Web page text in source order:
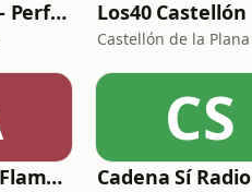
Perfect Radio - Perfect Italian Hits Los40 Castellón
Entre Amigos Flamenco Radio
CS
Cadena Sí Radio